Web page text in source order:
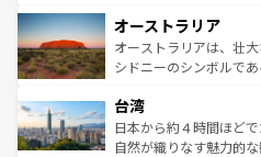
部のニューオーリンズ
文化が魅力。旅行者は
しみながら、その多様
ならではの贅沢な旅のスタイルだ。 なお
情報はコンテンツ一覧
ワイ島は見逃せない。
島だが、静かな自然を
おすすめ。エメラルド
れるおもてなしの心で
人々、おいしいローカ
ク、伝統的なフラダン
オーストラリア
オーストラリアは、壮
シドニーのシンボルで
リアリーフや大陸中央
ク）、タスマニアの美
ど、見どころがたくさ
台湾
日本から約４時間ほど
自然が織りなす魅力的